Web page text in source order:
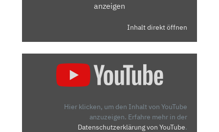
anzeigen
Inhalt direkt öffnen
BISSIGER
Hier klicken, um den Inhalt von YouTube
anzuzeigen. Erfahre mehr in der
Datenschutzerklärung von YouTube.